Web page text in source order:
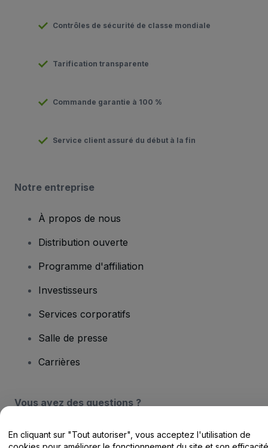
Contrôles de sécurité de classe mondiale
Tarification transparente
Commande garantie à 100 %
Service client assuré du début à la fin
Notre entreprise
À propos de nous
Distribution ouverte
Programme d'affiliation
Investisseurs
Services corporatifs
Salle de presse
Carrières
Vous avez des questions ?
Centre d'assistance / Nous contacter
En cliquant sur "Tout autoriser", vous acceptez l'utilisation de